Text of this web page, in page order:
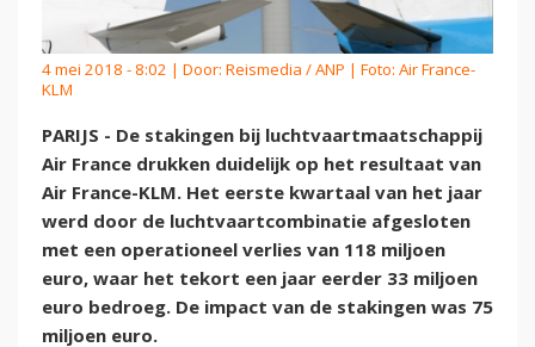
4 mei 2018 - 8:02 | Door: Reismedia / ANP | Foto: Air France-
KLM
PARIJS - De stakingen bij luchtvaartmaatschappij
Air France drukken duidelijk op het resultaat van
Air France-KLM. Het eerste kwartaal van het jaar
werd door de luchtvaartcombinatie afgesloten
met een operationeel verlies van 118 miljoen
euro, waar het tekort een jaar eerder 33 miljoen
euro bedroeg. De impact van de stakingen was 75
miljoen euro.